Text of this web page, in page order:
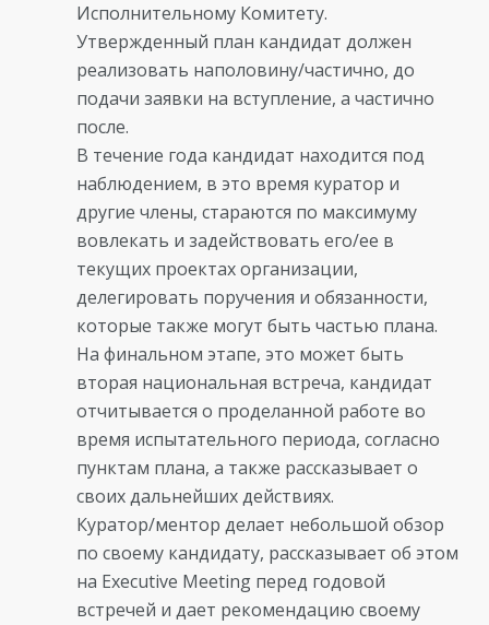
Исполнительному Комитету.
Утвержденный план кандидат должен
реализовать наполовину/частично, до
подачи заявки на вступление, а частично
после.
В течение года кандидат находится под
наблюдением, в это время куратор и
другие члены, стараются по максимуму
вовлекать и задействовать его/ее в
текущих проектах организации,
делегировать поручения и обязанности,
которые также могут быть частью плана.
На финальном этапе, это может быть
вторая национальная встреча, кандидат
отчитывается о проделанной работе во
время испытательного периода, согласно
пунктам плана, а также рассказывает о
своих дальнейших действиях.
Куратор/ментор делает небольшой обзор
по своему кандидату, рассказывает об этом
на Executive Meeting перед годовой
встречей и дает рекомендацию своему